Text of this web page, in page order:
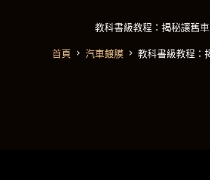
教科書級教程：揭秘讓舊
首頁 汽車鍍膜 教科書級教程：